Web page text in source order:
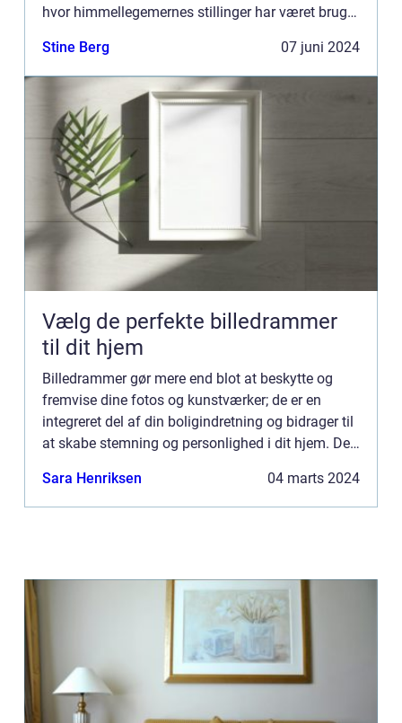
hvor himmellegemernes stillinger har været brugt
endda inf...
Stine Berg 07 juni 2024
Vælg de perfekte billedrammer
til dit hjem
Billedrammer gør mere end blot at beskytte og
fremvise dine fotos og kunstværker; de er en
integreret del af din boligindretning og bidrager til
at skabe stemning og personlighed i dit hjem. De
skabe...
Sara Henriksen 04 marts 2024